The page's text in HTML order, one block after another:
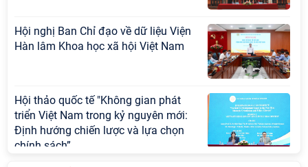
Hội nghị Ban Chỉ đạo về dữ liệu Viện
Hàn lâm Khoa học xã hội Việt Nam
Hội thảo quốc tế "Không gian phát
triển Việt Nam trong kỷ nguyên mới:
Định hướng chiến lược và lựa chọn
chính sách”